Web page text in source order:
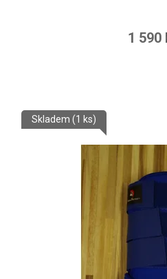
1 590
Skladem (1 ks)